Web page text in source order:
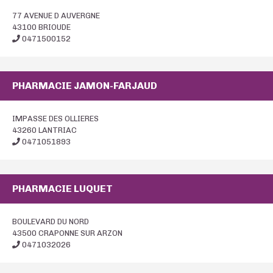
77 AVENUE D AUVERGNE
43100 BRIOUDE
0471500152
PHARMACIE JAMON-FARJAUD
IMPASSE DES OLLIERES
43260 LANTRIAC
0471051893
PHARMACIE LUQUET
BOULEVARD DU NORD
43500 CRAPONNE SUR ARZON
0471032026